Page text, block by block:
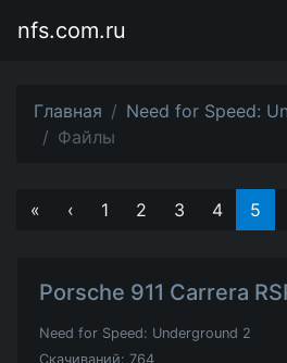
nfs.com.ru
Главная
Need for Speed:
Файлы
« ‹ 1 2 3 4 5
Porsche 911 Carrera
Need for Speed: Underground 2
Скачиваний: 764